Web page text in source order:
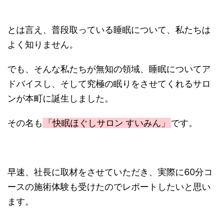
とは言え、普段取っている睡眠について、私たちは
よく知りません。
でも、そんな私たちが無知の領域、睡眠についてア
ドバイスし、そして究極の眠りをさせてくれるサロ
ンが本町に誕生しました。
その名も 「快眠ほぐしサロン すいみん」 です。
早速、社長に取材をさせていただき、実際に60分コ
ースの施術体験も受けたのでレポートしたいと思い
ます。